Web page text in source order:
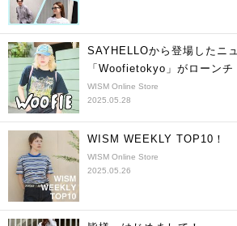
SAYHELLOから登場したニ
「Woofietokyo」がローンチ
WISM Online Store
2025.05.28
WISM WEEKLY TOP10！
WISM Online Store
2025.05.26